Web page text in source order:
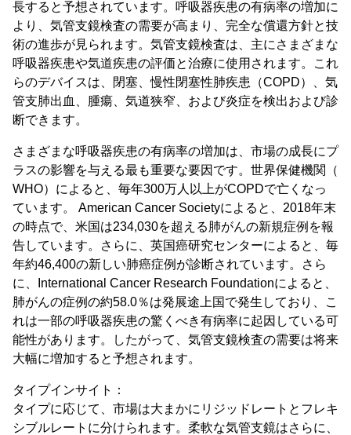
長すると予想されています。呼吸器疾患の有病率の増加に
より、気管支鏡検査の需要が高まり、完全な償還方針と技
術の進歩が見られます。気管支鏡検査は、主にさまざまな
呼吸器疾患や気道疾患の評価と治療に使用されます。これ
らのデバイスは、閉塞、慢性閉塞性肺疾患（COPD）、気
管支肺出血、腫瘍、気道狭窄、および炎症を検出および診
断できます。
さまざまな呼吸器疾患の有病率の増加は、市場の成長にプ
ラスの影響を与える最も重要な要因です。世界保健機関（
WHO）によると、毎年300万人以上がCOPDで亡くなっ
ています。 American Cancer Societyによると、2018年末
の時点で、米国は234,030を超える肺がんの新規症例を報
告しています。さらに、英国癌研究センターによると、毎
年約46,400の新しい肺癌症例が診断されています。さら
に、International Cancer Research Foundationによると、
肺がんの症例の約58.0％は発展途上国で発生しており、こ
れは一部の呼吸器疾患の驚くべき有病率に起因している可
能性があります。したがって、気管支鏡検査の需要は将来
大幅に増加すると予想されます。
タイプインサイト：
タイプに応じて、市場は大まかにリジッドレートとフレキ
シブルレートに分けられます。柔軟な気管支鏡はさらに、